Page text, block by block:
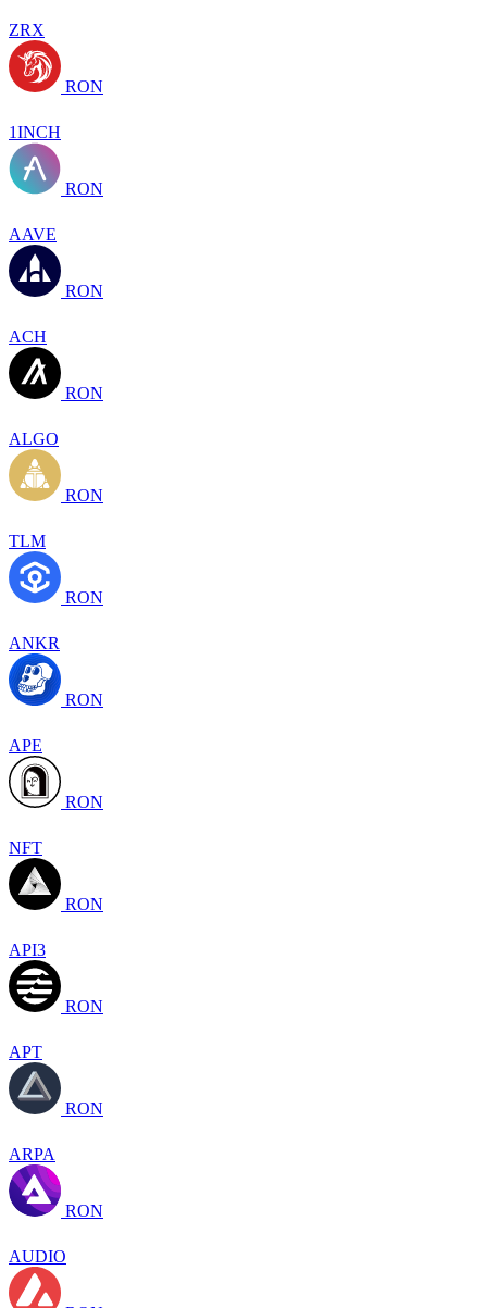
ZRX
RON
1INCH
RON
AAVE
RON
ACH
RON
ALGO
RON
TLM
RON
ANKR
RON
APE
RON
NFT
RON
API3
RON
APT
RON
ARPA
RON
AUDIO